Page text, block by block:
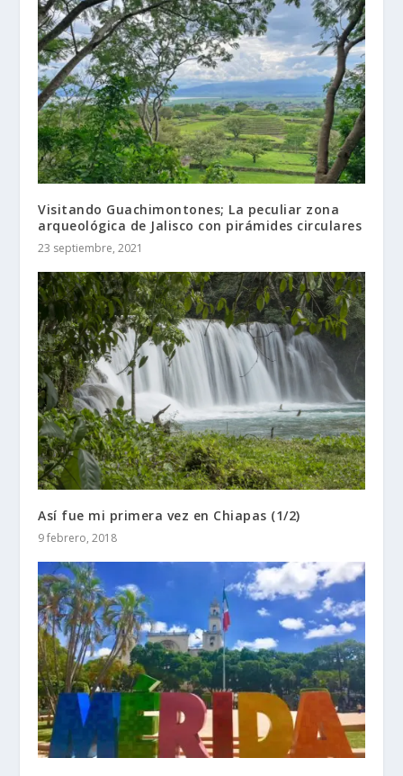
Visitando Guachimontones; La peculiar zona
arqueológica de Jalisco con pirámides circulares
23 septiembre, 2021
Así fue mi primera vez en Chiapas (1/2)
9 febrero, 2018